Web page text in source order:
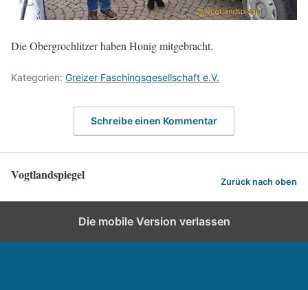
Die Obergrochlitzer haben Honig mitgebracht.
Kategorien: Greizer Faschingsgesellschaft e.V.
Schreibe einen Kommentar
Vogtlandspiegel Zurück nach oben
Die mobile Version verlassen